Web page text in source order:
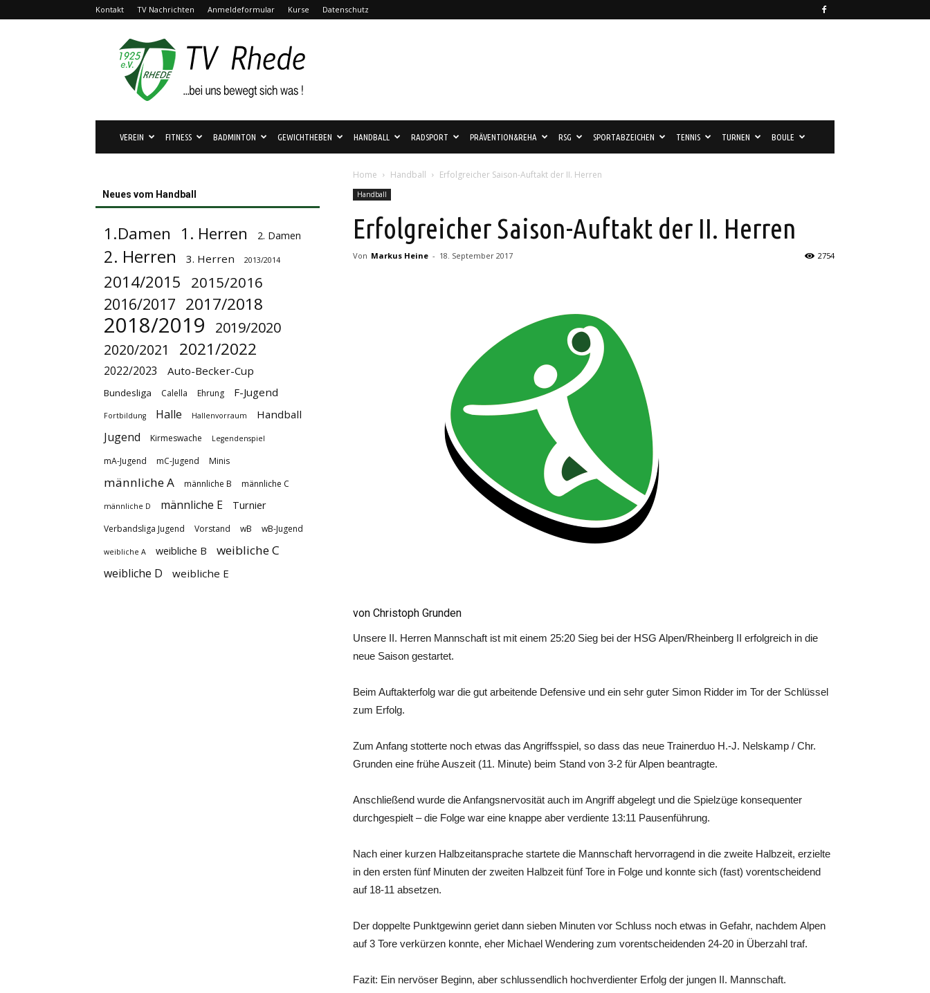
Kontakt TV Nachrichten Anmeldeformular Kurse Datenschutz
TV
Rhede
1925
e.V.
VEREIN FITNESS BADMINTON GEWICHTHEBEN HANDBALL RADSPORT PRÄVENTION&REHA RSG SPORTABZEICHEN TENNIS TURNEN BOULE
Home Handball Erfolgreicher Saison-Auftakt der II. Herren
Handball
Erfolgreicher Saison-Auftakt der II. Herren
Von Markus Heine - 18. September 2017 2754
von Christoph Grunden
Unsere II. Herren Mannschaft ist mit einem 25:20 Sieg bei der HSG Alpen/Rheinberg II erfolgreich in die
neue Saison gestartet.
Beim Auftakterfolg war die gut arbeitende Defensive und ein sehr guter Simon Ridder im Tor der Schlüssel
zum Erfolg.
Zum Anfang stotterte noch etwas das Angriffsspiel, so dass das neue Trainerduo H.-J. Nelskamp / Chr.
Grunden eine frühe Auszeit (11. Minute) beim Stand von 3-2 für Alpen beantragte.
Anschließend wurde die Anfangsnervosität auch im Angriff abgelegt und die Spielzüge konsequenter
durchgespielt – die Folge war eine knappe aber verdiente 13:11 Pausenführung.
Nach einer kurzen Halbzeitansprache startete die Mannschaft hervorragend in die zweite Halbzeit, erzielte
in den ersten fünf Minuten der zweiten Halbzeit fünf Tore in Folge und konnte sich (fast) vorentscheidend
auf 18-11 absetzen.
Der doppelte Punktgewinn geriet dann sieben Minuten vor Schluss noch etwas in Gefahr, nachdem Alpen
auf 3 Tore verkürzen konnte, eher Michael Wendering zum vorentscheidenden 24-20 in Überzahl traf.
Fazit: Ein nervöser Beginn, aber schlussendlich hochverdienter Erfolg der jungen II. Mannschaft.
Neues vom Handball
1.Damen 1. Herren 2. Damen
2. Herren 3. Herren 2013/2014
2014/2015 2015/2016
2016/2017 2017/2018
2018/2019
2019/2020
2020/2021
2021/2022
2022/2023 Auto-Becker-Cup
Bundesliga Calella Ehrung F-Jugend
Fortbildung Halle Hallenvorraum Handball
Jugend Kirmeswache Legendenspiel
mA-Jugend mC-Jugend Minis
männliche A männliche B männliche C
männliche D männliche E Turnier
Verbandsliga Jugend Vorstand wB wB-Jugend
weibliche A weibliche B weibliche C
weibliche D weibliche E